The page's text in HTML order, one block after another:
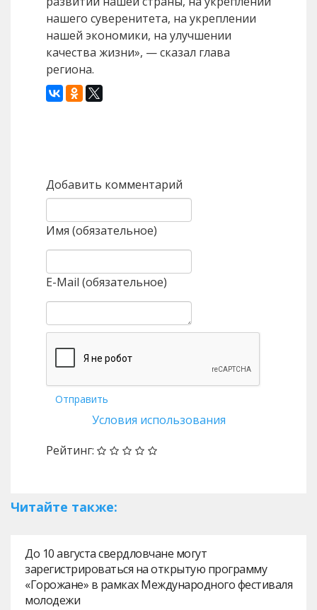
нашего суверенитета, на укреплении
нашей экономики, на улучшении
качества жизни», — сказал глава
региона.
Добавить комментарий
Имя (обязательное)
E-Mail (обязательное)
Отправить
Условия использования
Рейтинг:
Читайте также:
До 10 августа свердловчане могут
зарегистрироваться на открытую программу
«Горожане» в рамках Международного фестиваля
молодежи